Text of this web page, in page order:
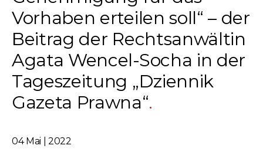
Vorhaben erteilen soll“ – der
Beitrag der Rechtsanwältin
Agata Wencel-Socha in der
Tageszeitung „Dziennik
Gazeta Prawna“
04 Mai | 2022